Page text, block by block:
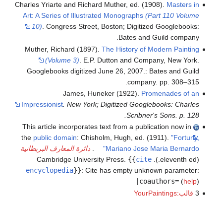
Charles Yriarte and Richard Muther, ed. (1908). Masters in
Art: A Series of Illustrated Monographs(Part 110 Volume
10). Congress Street, Boston; Digitized Googlebooks:
Bates and Guild company.
Muther, Richard (1897). The History of Modern Painting
(Volume 3) . E.P. Dutton and Company, New York.
Googlebooks digitized June 26, 2007.: Bates and Guild
company. pp. 308–315.
James, Huneker (1922). Promenades of an
Impressionist. New York; Digitized Googlebooks: Charles
Scribner's Sons. p. 128.
This article incorporates text from a publication now in
the public domain: Chisholm, Hugh, ed. (1911). "Fortuny,
Mariano Jose Maria Bernardo"
.دائرة المعارف البريطانية
(eleventh ed.). Cambridge University Press.
{{cite
encyclopedia}}: Cite has empty unknown parameter:
|coauthors=(help)
3 قالب:YourPaintings